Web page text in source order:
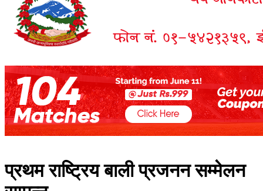
प्रथम राष्ट्रिय बाली प्रजनन सम्मेलन